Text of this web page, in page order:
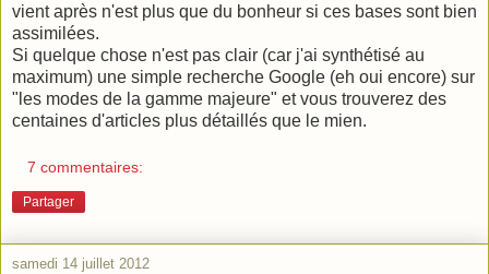
vient après n'est plus que du bonheur si ces bases sont bien
assimilées.
Si quelque chose n'est pas clair (car j'ai synthétisé au
maximum) une simple recherche Google (eh oui encore) sur
"les modes de la gamme majeure" et vous trouverez des
centaines d'articles plus détaillés que le mien.
7 commentaires:
Partager
samedi 14 juillet 2012